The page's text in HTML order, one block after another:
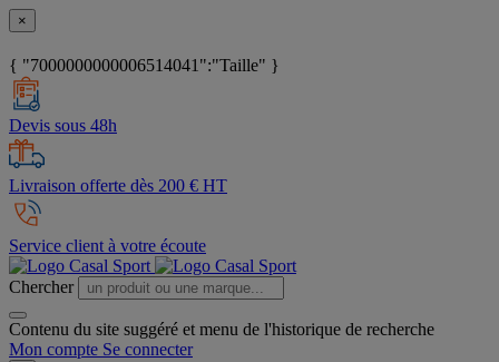
×
{ "7000000000006514041":"Taille" }
Devis sous 48h
Livraison offerte dès 200 € HT
Service client à votre écoute
Chercher
Contenu du site suggéré et menu de l'historique de recherche
Mon compte Se connecter